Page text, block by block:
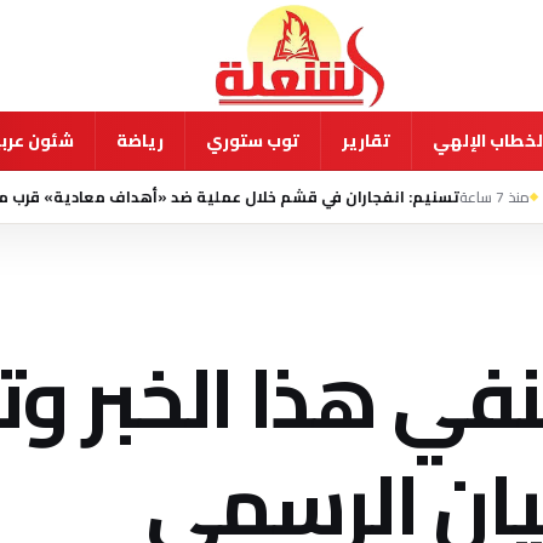
الإلهي تقارير توب ستوري رياضة شئون
انفجاران في قشم خلال عملية ضد «أهداف معادية» قرب مضيق هرمز
هذا الخبر
الرسمي